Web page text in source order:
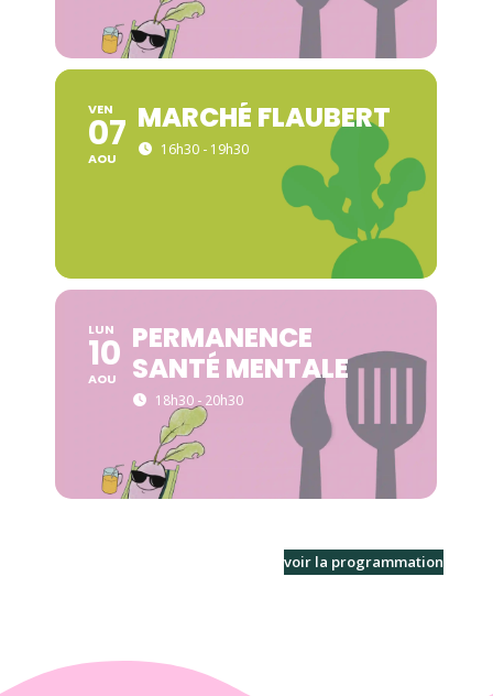
VEN
07
AOU
MARCHÉ FLAUBERT
16h30 - 19h30
LUN
10
AOU
PERMANENCE
SANTÉ MENTALE
18h30 - 20h30
voir la programmation